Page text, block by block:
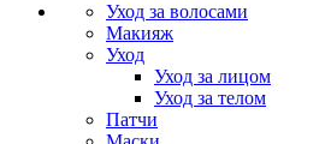
Уход за волосами
Макияж
Уход
Уход за лицом
Уход за телом
Патчи